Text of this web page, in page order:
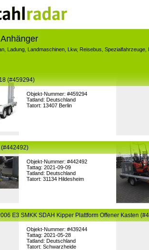
Ladung Landmaschinen Lkw, Reisebus Spezialfahrzeuge
Objekt-Nummer: #459294
Tatland: Deutschland
Tatort: 13407 Berlin
(#459294)
Objekt-Nummer: #442492
Tattag: 2021-09-09
Tatland: Deutschland
Tatort: 31134 Hildesheim
(#442492)
Objekt-Nummer: #439244
Tattag: 2021-05-28
Tatland: Deutschland
Tatort: Schwarzheide
E3 SMKK SDAH Kipper Plattform Offener Kasten